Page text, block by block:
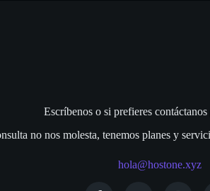
Escríbenos o si prefieres
no nos molesta, tenemos planes y
hola@hostone.xyz